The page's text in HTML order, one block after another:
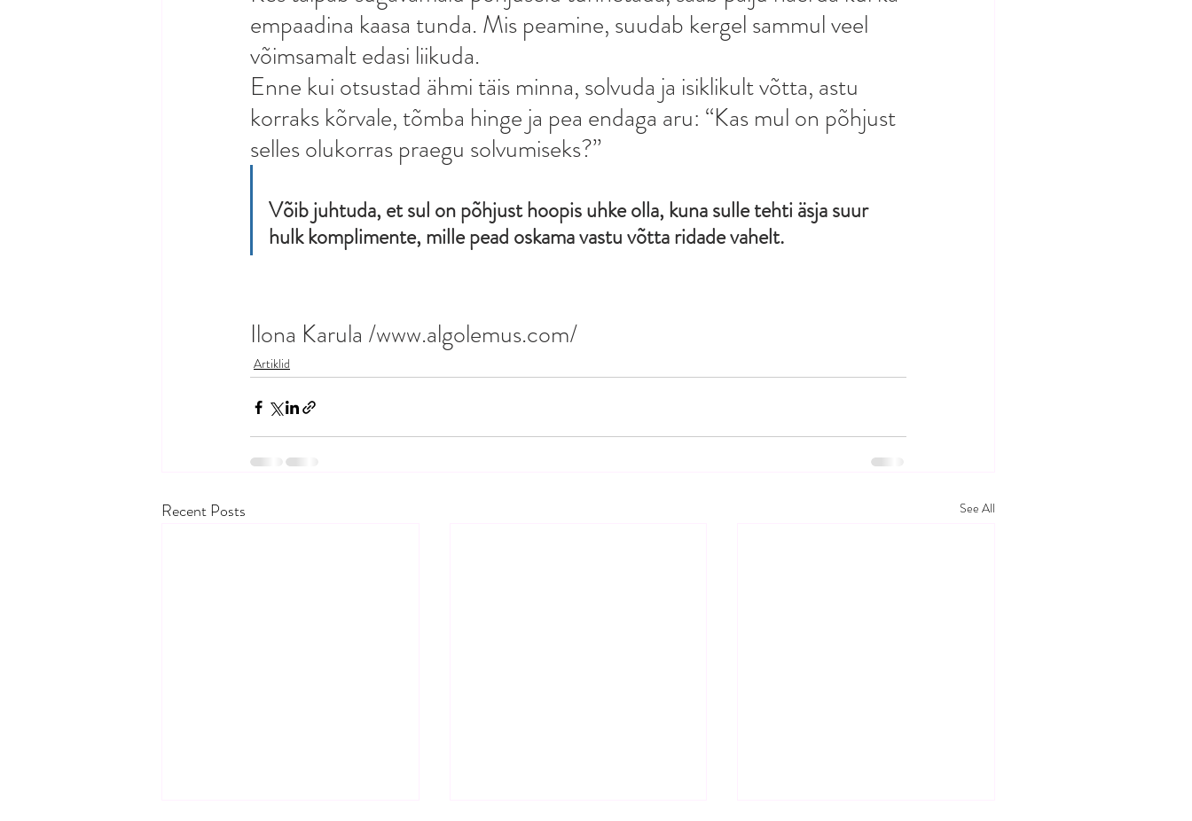
empaadina kaasa tunda. Mis peamine, suudab kergel sammul veel
võimsamalt edasi liikuda.
Enne kui otsustad ähmi täis minna, solvuda ja isiklikult võtta, astu
korraks kõrvale, tõmba hinge ja pea endaga aru: “Kas mul on põhjust
selles olukorras praegu solvumiseks?”
Võib juhtuda, et sul on põhjust hoopis uhke olla, kuna sulle tehti äsja suur
hulk komplimente, mille pead oskama vastu võtta ridade vahelt.
Ilona Karula /www.algolemus.com/
Artiklid
Recent Posts See All